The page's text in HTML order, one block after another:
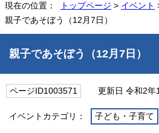
現在の位置： トップページ > イベント
親子であそぼう（12月7日）
親子であそぼう（12月7日）
ページID1003571 更新日 令和2年
イベントカテゴリ： 子ども・子育て